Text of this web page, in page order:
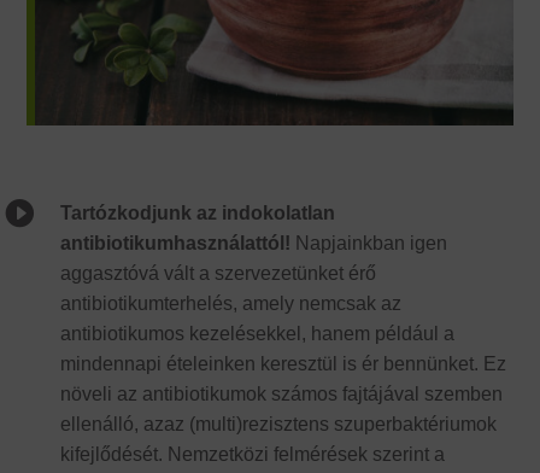

Tartózkodjunk az indokolatlan
antibiotikumhasználattól! Napjainkban igen
aggasztóvá vált a szervezetünket érő
antibiotikumterhelés, amely nemcsak az
antibiotikumos kezelésekkel, hanem például a
mindennapi ételeinken keresztül is ér bennünket. Ez
növeli az antibiotikumok számos fajtájával szemben
ellenálló, azaz (multi)rezisztens szuperbaktériumok
kifejlődését. Nemzetközi felmérések szerint a